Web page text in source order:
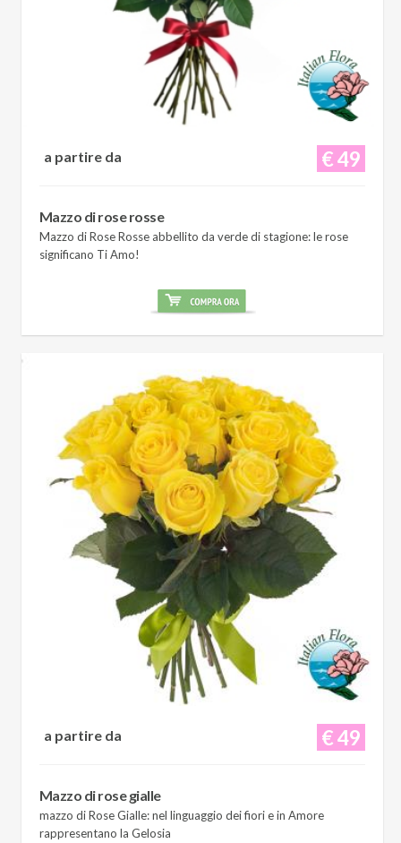
€ 49
a partire da
Mazzo di rose rosse
Mazzo di Rose Rosse abbellito da verde di stagione: le rose
significano Ti Amo!
€ 49
a partire da
Mazzo di rose gialle
mazzo di Rose Gialle: nel linguaggio dei fiori e in Amore
rappresentano la Gelosia